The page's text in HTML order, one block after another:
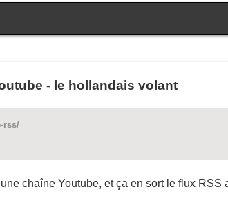
- le hollandais volant
rss/
chaîne Youtube, et ça en sort le flux